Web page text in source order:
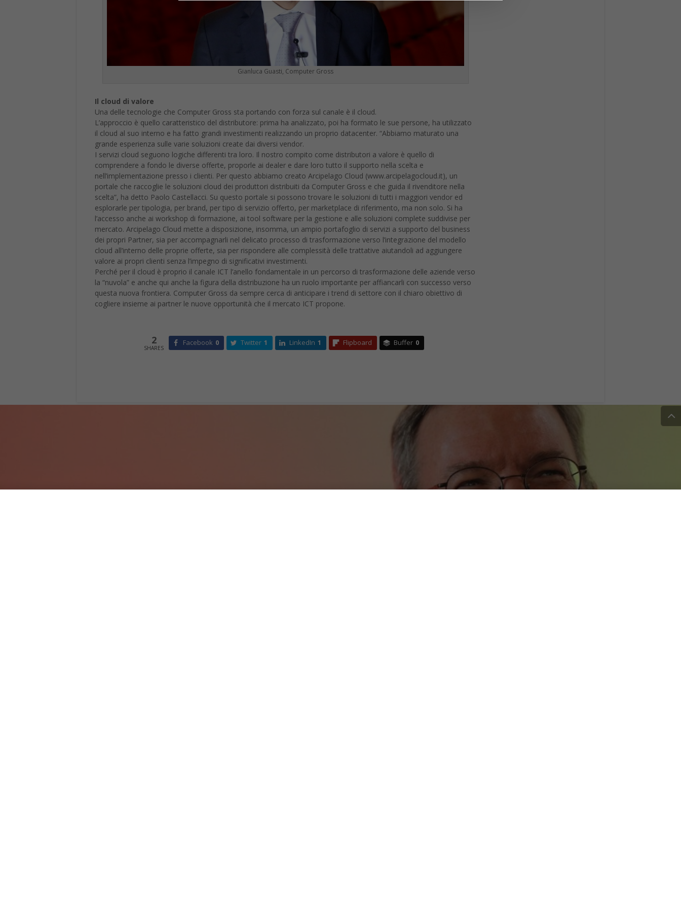
Gianluca Guasti, Computer Gross
Il cloud di valore
Una delle tecnologie che Computer Gross sta portando con forza sul canale è il cloud.
L’approccio è quello caratteristico del distributore: prima ha analizzato, poi ha formato le sue persone, ha utilizzato
il cloud al suo interno e ha fatto grandi investimenti realizzando un proprio datacenter. “Abbiamo maturato una
grande esperienza sulle varie soluzioni create dai diversi vendor.
I servizi cloud seguono logiche differenti tra loro. Il nostro compito come distributori a valore è quello di
comprendere a fondo le diverse offerte, proporle ai dealer e dare loro tutto il supporto nella scelta e
nell’implementazione presso i clienti. Per questo abbiamo creato Arcipelago Cloud (www.arcipelagocloud.it), un
portale che raccoglie le soluzioni cloud dei produttori distribuiti da Computer Gross e che guida il rivenditore nella
scelta”, ha detto Paolo Castellacci. Su questo portale si possono trovare le soluzioni di tutti i maggiori vendor ed
esplorarle per tipologia, per brand, per tipo di servizio offerto, per marketplace di riferimento, ma non solo. Si ha
l’accesso anche ai workshop di formazione, ai tool software per la gestione e alle soluzioni complete suddivise per
mercato. Arcipelago Cloud mette a disposizione, insomma, un ampio portafoglio di servizi a supporto del business
dei propri Partner, sia per accompagnarli nel delicato processo di trasformazione verso l’integrazione del modello
cloud all’interno delle proprie offerte, sia per rispondere alle complessità delle trattative aiutandoli ad aggiungere
valore ai propri clienti senza l’impegno di significativi investimenti.
Perché per il cloud è proprio il canale ICT l’anello fondamentale in un percorso di trasformazione delle aziende verso
la “nuvola” e anche qui anche la figura della distribuzione ha un ruolo importante per affiancarli con successo verso
questa nuova frontiera. Computer Gross da sempre cerca di anticipare i trend di settore con il chiaro obiettivo di
cogliere insieme ai partner le nuove opportunità che il mercato ICT propone.
2
SHARES
Facebook 0 Twitter 1 LinkedIn 1 Flipboard Buffer 0